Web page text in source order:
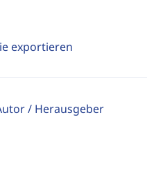
exportieren
/ Herausgeber